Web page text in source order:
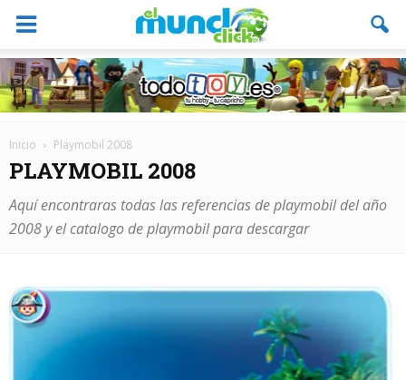
Inicio Playmobil 2008
PLAYMOBIL 2008
Aquí encontraras todas las referencias de playmobil del año
2008 y el catalogo de playmobil para descargar